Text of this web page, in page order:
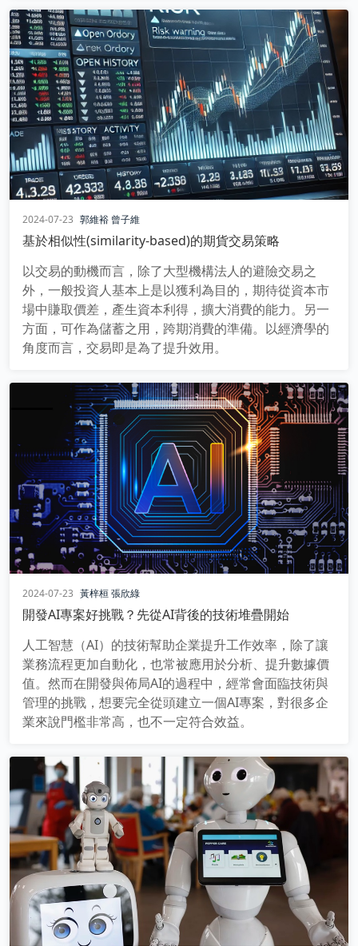
2024-07-23 郭維裕 曾子維
基於相似性(similarity-based)的期貨交易策略
以交易的動機而言，除了大型機構法人的避險交易之
外，一般投資人基本上是以獲利為目的，期待從資本市
場中賺取價差，產生資本利得，擴大消費的能力。另一
方面，可作為儲蓄之用，跨期消費的準備。以經濟學的
角度而言，交易即是為了提升效用。
2024-07-23 黃梓桓張欣綠
開發AI專案好挑戰？先從AI背後的技術堆疊開始
人工智慧（AI）的技術幫助企業提升工作效率，除了讓
業務流程更加自動化，也常被應用於分析、提升數據價
值。然而在開發與佈局AI的過程中，經常會面臨技術與
管理的挑戰，想要完全從頭建立一個AI專案，對很多企
業來說門檻非常高，也不一定符合效益。